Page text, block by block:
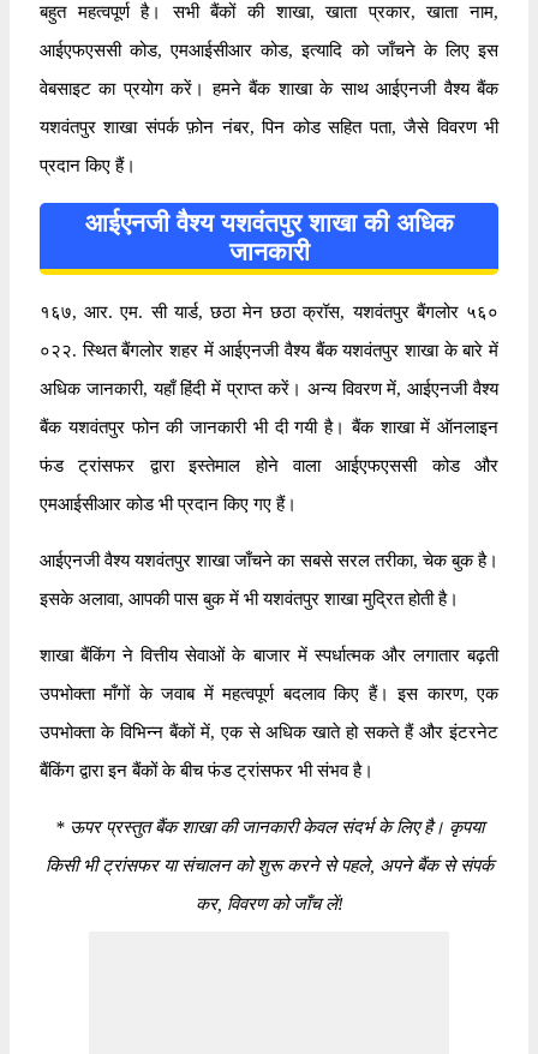
बहुत महत्वपूर्ण है। सभी बैंकों की शाखा, खाता प्रकार, खाता नाम,
आईएफएससी कोड, एमआईसीआर कोड, इत्यादि को जाँचने के लिए इस
वेबसाइट का प्रयोग करें। हमने बैंक शाखा के साथ आईएनजी वैश्य बैंक
यशवंतपुर शाखा संपर्क फ़ोन नंबर, पिन कोड सहित पता, जैसे विवरण भी
प्रदान किए हैं।
आईएनजी वैश्य यशवंतपुर शाखा की अधिक
जानकारी
१६७, आर. एम. सी यार्ड, छठा मेन छठा क्रॉस, यशवंतपुर बैंगलोर ५६०
०२२. स्थित बैंगलोर शहर में आईएनजी वैश्य बैंक यशवंतपुर शाखा के बारे में
अधिक जानकारी, यहाँ हिंदी में प्राप्त करें। अन्य विवरण में, आईएनजी वैश्य
बैंक यशवंतपुर फोन की जानकारी भी दी गयी है। बैंक शाखा में ऑनलाइन
फंड ट्रांसफर द्वारा इस्तेमाल होने वाला आईएफएससी कोड और
एमआईसीआर कोड भी प्रदान किए गए हैं।
आईएनजी वैश्य यशवंतपुर शाखा जाँचने का सबसे सरल तरीका, चेक बुक है।
इसके अलावा, आपकी पास बुक में भी यशवंतपुर शाखा मुद्रित होती है।
शाखा बैंकिंग ने वित्तीय सेवाओं के बाजार में स्पर्धात्मक और लगातार बढ़ती
उपभोक्ता माँगों के जवाब में महत्वपूर्ण बदलाव किए हैं। इस कारण, एक
उपभोक्ता के विभिन्न बैंकों में, एक से अधिक खाते हो सकते हैं और इंटरनेट
बैंकिंग द्वारा इन बैंकों के बीच फंड ट्रांसफर भी संभव है।
*ऊपर प्रस्तुत बैंक शाखा की जानकारी केवल संदर्भ के लिए है। कृपया
किसी भी ट्रांसफर या संचालन को शुरू करने से पहले, अपने बैंक से संपर्क
कर, विवरण को जाँच लें!